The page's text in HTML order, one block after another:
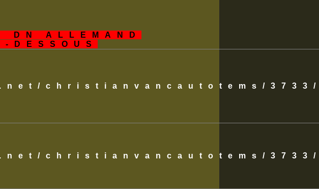
DN ALLEMAND
DESSOUS
christianvancautotems/
christianvancautotems/